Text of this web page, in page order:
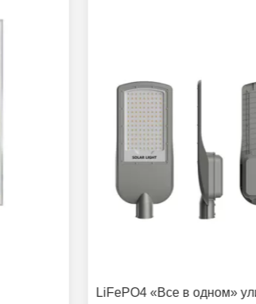
LiFePO4 «Все в одном»